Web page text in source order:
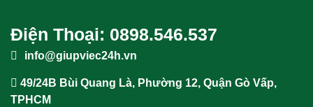
Điện Thoại: 0898.546.537
info@giupviec24h.vn
49/24B Bùi Quang Là, Phường 12, Quận Gò Vấp,
TPHCM